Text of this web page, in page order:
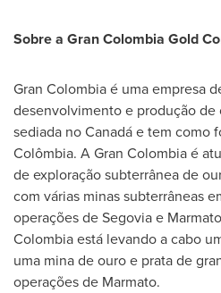
Sobre a Gran Colombia Gold
Gran Colombiaé uma empresa
desenvolvimento e produção de
sediada no Canadá e tem como
Colômbia. A Gran Colombia é
de exploração subterrânea de
com várias minas subterrâneas
operações de Segovia e
Colombia está levando a cabo
uma mina de ouro e prata de
operações de Marmato.